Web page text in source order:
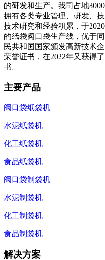
的研发和生产。我司占地
拥有各类专业管理、研发、
技术研究和经验积累，于
的纸袋阀口袋生产线，优于
民共和国国家颁发高新技术
荣誉证书，在2022年又获得
书。
主要产品
阀口袋纸袋机
水泥纸袋机
化工纸袋机
食品纸袋机
阀口袋制袋机
水泥制袋机
化工制袋机
食品制袋机
解决方案